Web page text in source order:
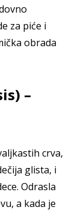
za piće i
obrada
–
crva,
glista, i
Odrasla
a kada je